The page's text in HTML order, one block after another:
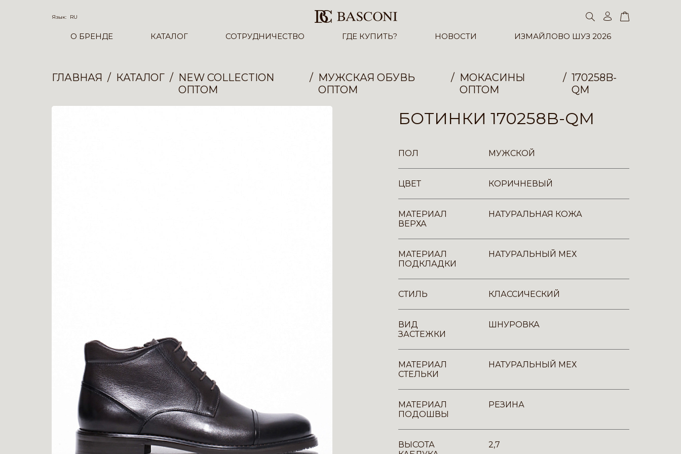
Язык: RU
О БРЕНДЕ КАТАЛОГ СОТРУДНИЧЕСТВО ГДЕ КУПИТЬ? НОВОСТИ ИЗМАЙЛОВО ШУЗ 2026
ГЛАВНАЯ КАТАЛОГ
NEW COLLECTION
ОПТОМ
МУЖСКАЯ ОБУВЬ
ОПТОМ
МОКАСИНЫ
ОПТОМ
170258B-
QM
БОТИНКИ 170258B-QM
ПОЛ МУЖСКОЙ
ЦВЕТ КОРИЧНЕВЫЙ
МАТЕРИАЛ
ВЕРХА
НАТУРАЛЬНАЯ КОЖА
МАТЕРИАЛ
ПОДКЛАДКИ
НАТУРАЛЬНЫЙ МЕХ
СТИЛЬ КЛАССИЧЕСКИЙ
ВИД
ЗАСТЕЖКИ
ШНУРОВКА
МАТЕРИАЛ
СТЕЛЬКИ
НАТУРАЛЬНЫЙ МЕХ
МАТЕРИАЛ
ПОДОШВЫ
РЕЗИНА
ВЫСОТА
2,7